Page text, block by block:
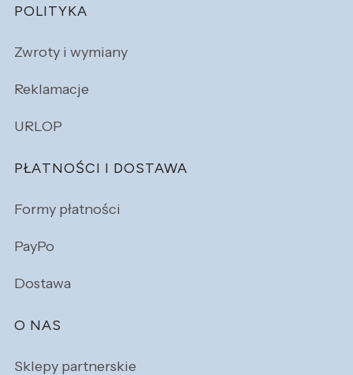
POLITYKA
Zwroty i wymiany
Reklamacje
URLOP
PŁATNOŚCI I DOSTAWA
Formy płatności
PayPo
Dostawa
O NAS
Sklepy partnerskie